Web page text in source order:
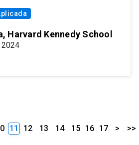
Harvard Kennedy School
2024
11 12 13 14 15 16 17 > >>